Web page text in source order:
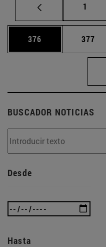
Página
1
Página
376 Página
377
BUSCADOR NOTICIAS
Desde
Hasta